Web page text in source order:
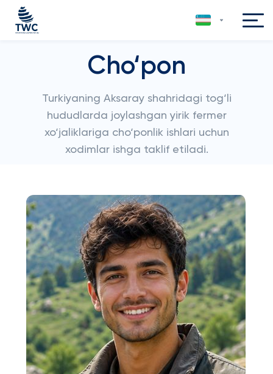
Cho‘pon
Turkiyaning Aksaray shahridagi tog‘li
hududlarda joylashgan yirik fermer
xo‘jaliklariga cho‘ponlik ishlari uchun
xodimlar ishga taklif etiladi.